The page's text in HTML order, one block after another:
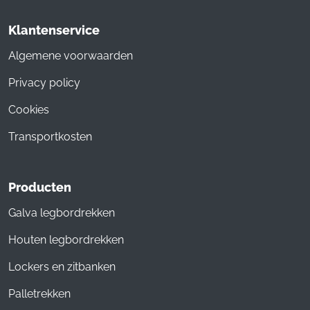
Klantenservice
Algemene voorwaarden
Privacy policy
Cookies
Transportkosten
Producten
Galva legbordrekken
Houten legbordrekken
Lockers en zitbanken
Palletrekken